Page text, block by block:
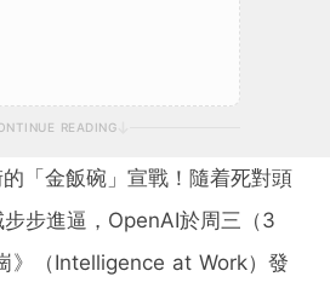
READING
「金飯碗」宣戰！隨着死對頭
步進逼，OpenAI於周三（3
》（Intelligence at Work）發